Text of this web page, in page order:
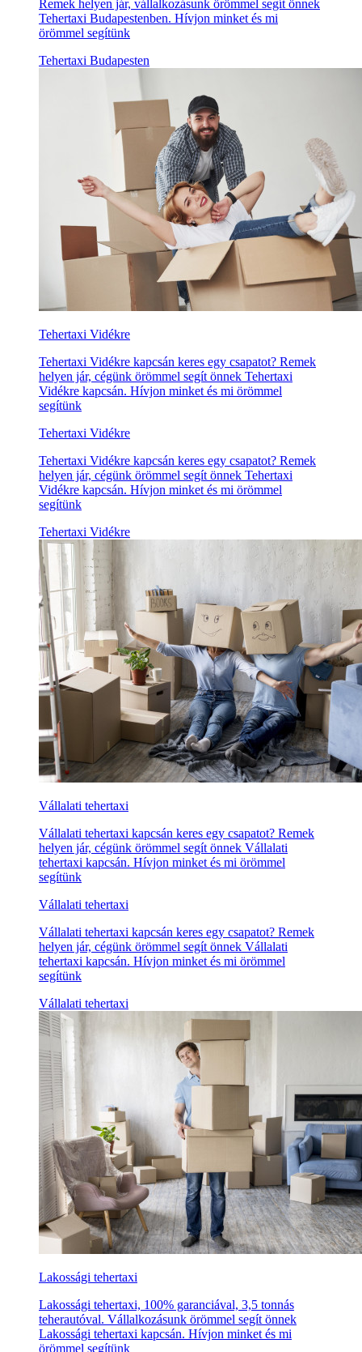
Remek helyen jár, vállalkozásunk örömmel segít önnek
Tehertaxi Budapestenben. Hívjon minket és mi
örömmel segítünk
Tehertaxi Budapesten
Tehertaxi Vidékre
Tehertaxi Vidékre kapcsán keres egy csapatot? Remek
helyen jár, cégünk örömmel segít önnek Tehertaxi
Vidékre kapcsán. Hívjon minket és mi örömmel
segítünk
Tehertaxi Vidékre
Tehertaxi Vidékre kapcsán keres egy csapatot? Remek
helyen jár, cégünk örömmel segít önnek Tehertaxi
Vidékre kapcsán. Hívjon minket és mi örömmel
segítünk
Tehertaxi Vidékre
Vállalati tehertaxi
Vállalati tehertaxi kapcsán keres egy csapatot? Remek
helyen jár, cégünk örömmel segít önnek Vállalati
tehertaxi kapcsán. Hívjon minket és mi örömmel
segítünk
Vállalati tehertaxi
Vállalati tehertaxi kapcsán keres egy csapatot? Remek
helyen jár, cégünk örömmel segít önnek Vállalati
tehertaxi kapcsán. Hívjon minket és mi örömmel
segítünk
Vállalati tehertaxi
Lakossági tehertaxi
Lakossági tehertaxi, 100% garanciával, 3,5 tonnás
teherautóval. Vállalkozásunk örömmel segít önnek
Lakossági tehertaxi kapcsán. Hívjon minket és mi
örömmel segítünk